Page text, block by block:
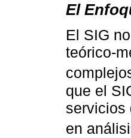
El
El SIG
teórico-
que el
servicios
en